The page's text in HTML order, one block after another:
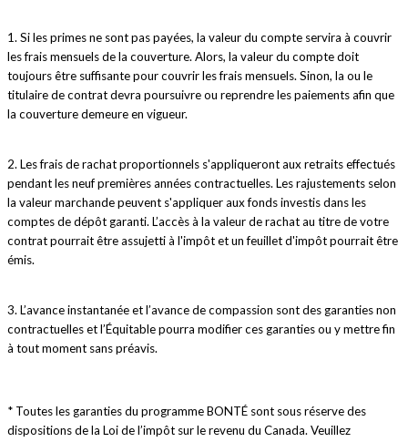
1. Si les primes ne sont pas payées, la valeur du compte servira à couvrir
les frais mensuels de la couverture. Alors, la valeur du compte doit
toujours être suffisante pour couvrir les frais mensuels. Sinon, la ou le
titulaire de contrat devra poursuivre ou reprendre les paiements afin que
la couverture demeure en vigueur.
2. Les frais de rachat proportionnels s'appliqueront aux retraits effectués
pendant les neuf premières années contractuelles. Les rajustements selon
la valeur marchande peuvent s'appliquer aux fonds investis dans les
comptes de dépôt garanti. L’accès à la valeur de rachat au titre de votre
contrat pourrait être assujetti à l'impôt et un feuillet d'impôt pourrait être
émis.
3. L’avance instantanée et l’avance de compassion sont des garanties non
contractuelles et l’Équitable pourra modifier ces garanties ou y mettre fin
à tout moment sans préavis.
* Toutes les garanties du programme BONTÉ sont sous réserve des
dispositions de la Loi de l’impôt sur le revenu du Canada. Veuillez